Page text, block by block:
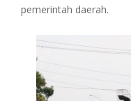
pemerintah daerah.